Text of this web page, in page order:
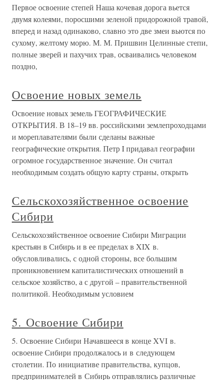
Первое освоение степей Наша кочевая дорога вьется
двумя колеями, поросшими зеленой придорожной травой,
вперед и назад одинаково, славно это две змеи вьются по
сухому, желтому морю. М. М. Пришвин Целинные степи,
полные зверей и пахучих трав, осваивались человеком
поздно,
Освоение новых земель
Освоение новых земель ГЕОГРАФИЧЕСКИЕ
ОТКРЫТИЯ. В 18–19 вв. российскими землепроходцами
и мореплавателями были сделаны важные
географические открытия. Петр I придавал географии
огромное государственное значение. Он считал
необходимым создать общую карту страны, открыть
Сельскохозяйственное освоение
Сибири
Сельскохозяйственное освоение Сибири Миграции
крестьян в Сибирь и в ее пределах в XIX в.
обусловливались, с одной стороны, все большим
проникновением капиталистических отношений в
сельское хозяйство, а с другой – правительственной
политикой. Необходимым условием
5. Освоение Сибири
5. Освоение Сибири Начавшееся в конце XVI в.
освоение Сибири продолжалось и в следующем
столетии. По инициативе правительства, купцов,
предпринимателей в Сибирь отправлялись различные